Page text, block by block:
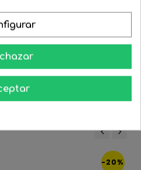
artículo(cm)
de color º K
-20%